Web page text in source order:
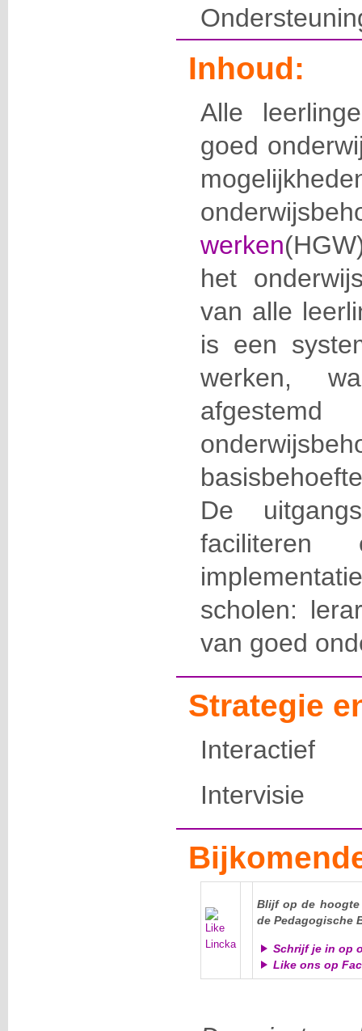
Inhoud:
Alle
goed
werken
het
van alle
is een
werken,
De
faciliteren
scholen:
van goed
Strategie
Interactief
Intervisie
Blijf op de hoogte
de Pedagogische
Schrijf je in op
Like ons op